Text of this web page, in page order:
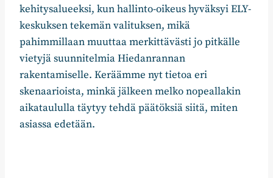
kehitysalueeksi, kun hallinto-oikeus hyväksyi ELY-
keskuksen tekemän valituksen, mikä
pahimmillaan muuttaa merkittävästi jo pitkälle
vietyjä suunnitelmia Hiedanrannan
rakentamiselle. Keräämme nyt tietoa eri
skenaarioista, minkä jälkeen melko nopeallakin
aikataululla täytyy tehdä päätöksiä siitä, miten
asiassa edetään.